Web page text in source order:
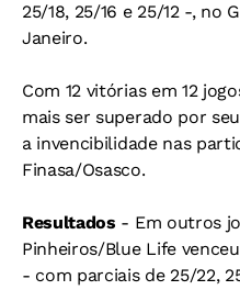
25/18, 25/16 e 25/12 -, no
Janeiro.
Com 12 vitórias em 12
mais ser superado por
a invencibilidade nas
Finasa/Osasco.
Resultados - Em outros
Pinheiros/Blue Life
- com parciais de 25/22,